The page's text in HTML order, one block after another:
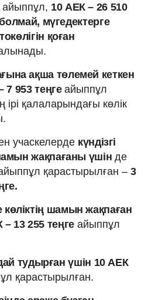
10 АЕК – 26 510
болмай, мүгедектерге
қоған
ақша төлемей кеткен
7 953 теңгеайыппұл
ірі қалаларындағы көлік
учаскелерде күндізгі
жақпағаны үшін де
қарастырылған – 3
көліктің шамын жақпаған
13 255 теңгеайыппұл
тудырған үшін 10 АЕК
қарастырылған.